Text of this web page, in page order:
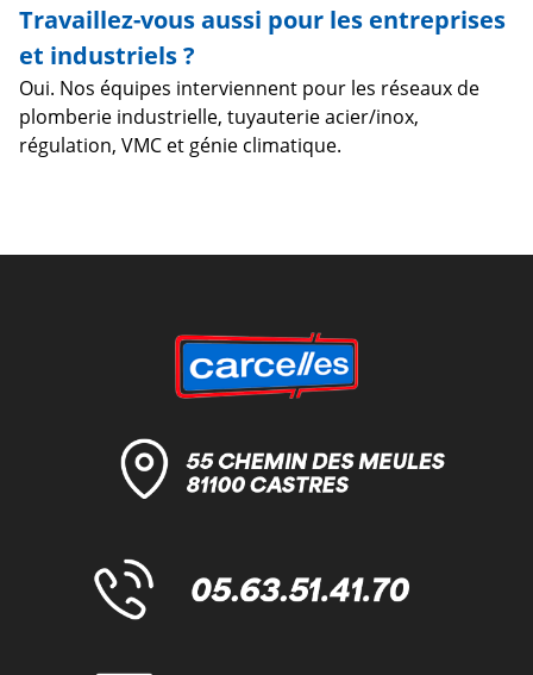
Travaillez-vous aussi pour les entreprises
et industriels ?
Oui. Nos équipes interviennent pour les réseaux de
plomberie industrielle, tuyauterie acier/inox,
régulation, VMC et génie climatique.